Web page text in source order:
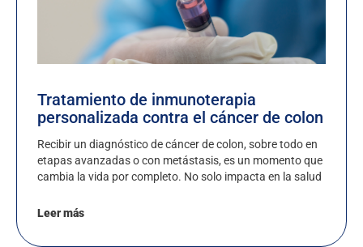
Tratamiento de inmunoterapia
personalizada contra el cáncer de colon
Recibir un diagnóstico de cáncer de colon, sobre todo en
etapas avanzadas o con metástasis, es un momento que
cambia la vida por completo. No solo impacta en la salud
Leer más